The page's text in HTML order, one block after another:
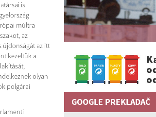
is
múltra
az
újdonságát az itt
kezeltük a
olyan
polgárai
GOOGLE PREKLADAČ